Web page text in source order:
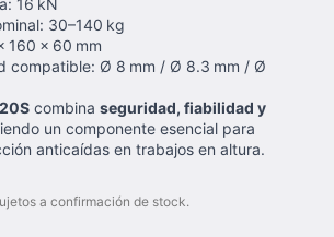
16 kN
30–140 kg
160 × 60 mm
compatible: Ø 8 mm / Ø 8.3 mm / Ø
combina seguridad, fiabilidad y
un componente esencial para
anticaídas en trabajos en altura.
a confirmación de stock.